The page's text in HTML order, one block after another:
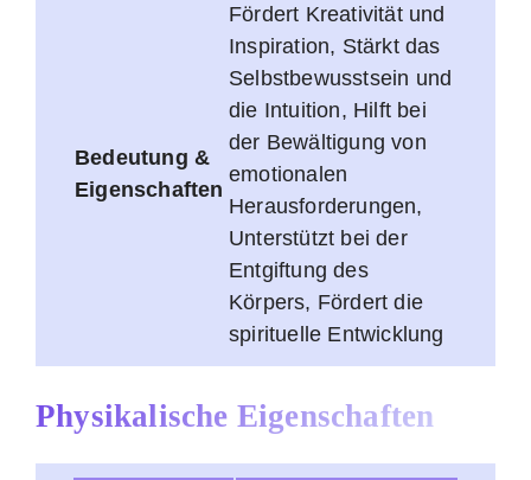
Bedeutung &
Eigenschaften
Fördert Kreativität und
Inspiration, Stärkt das
Selbstbewusstsein und
die Intuition, Hilft bei
der Bewältigung von
emotionalen
Herausforderungen,
Unterstützt bei der
Entgiftung des
Körpers, Fördert die
spirituelle Entwicklung
Physikalische Eigenschaften